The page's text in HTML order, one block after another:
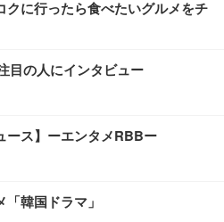
クに行ったら食べたいグルメをチ
目の人にインタビュー
ース】ーエンタメRBBー
韓国ドラマ」